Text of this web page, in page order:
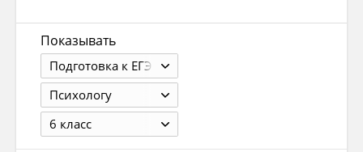
Показывать
Подготовка к ЕГЭ
Психологу
6 класс